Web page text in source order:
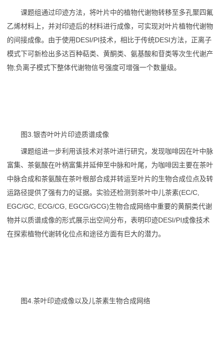
课题组通过印迹方法，将叶片中的植物代谢物转移至多孔聚四氟
乙烯材料上，并对印迹后的材料进行成像，可实现对叶片植物代谢物
的间接成像。由于使用DESI/PI技术，相比于传统DESI方法，正离子
模式下可新检出多达百种萜类、黄酮类、氨基酸和苷类等次生代谢产
物;负离子模式下整体代谢物信号强度可增强一个数量级。
图3.银杏叶叶片印迹质谱成像
课题组进一步利用该技术对茶叶进行研究，发现咖啡因在叶中脉
富集、茶氨酸在叶柄富集并延伸至中脉和叶尾，为咖啡因主要在茶叶
中脉合成和茶氨酸在茶叶根部合成并转运至叶片的生物合成位点及转
运路径提供了强有力的证据。实验还检测到茶叶中儿茶素(EC/C,
EGC/GC, ECG/CG, EGCG/GCG)生物合成网络中重要的黄酮类代谢
物并以质谱成像的形式展示出空间分布，表明印迹DESI/PI成像技术
在探索植物代谢转化位点和途径方面有巨大的潜力。
图4.茶叶印迹成像以及儿茶素生物合成网络